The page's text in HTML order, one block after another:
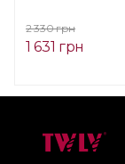
2 330 грн
1 631 грн